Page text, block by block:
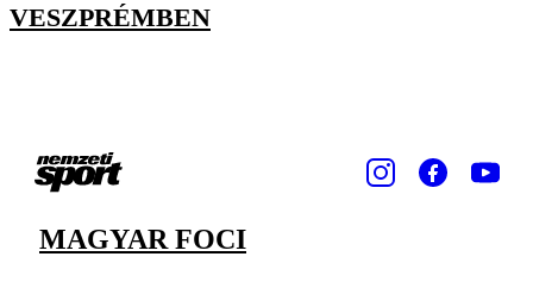
VESZPRÉMBEN
MAGYAR FOCI